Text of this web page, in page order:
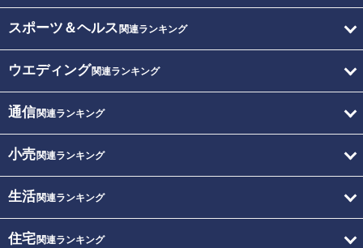
スポーツ＆ヘルス 関連ランキング
ウエディング関連ランキング
通信関連ランキング
小売関連ランキング
生活関連ランキング
住宅関連ランキング